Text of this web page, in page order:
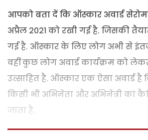
आपको बता दें कि ऑस्कार अवार्ड
अप्रैल 2021 को रखी गई है. जिसकी
गई है. ऑस्कार के लिए लोग अभी से
वहीं कुछ लोग अवार्ड कार्यक्रम को
उत्साहित है. ऑस्कार एक ऐसा अवार्ड
किसी भी अभिनेता और अभिनेत्री का
जाता है.